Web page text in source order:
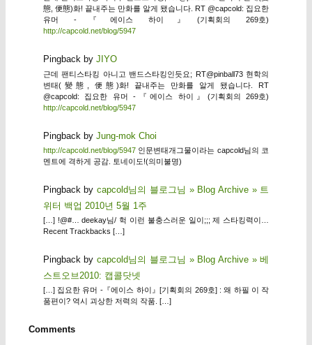
態, 便態)화! 끝내주는 만화를 알게 됐습니다. RT @capcold: 집요한
유머 -『에이스 하이』(기획회의 269호)
http://capcold.net/blog/5947
Pingback by JIYO
근데 팬티스타킹 아니고 밴드스타킹인듯요; RT@pinball73 현학의
변태(變態, 便態)화! 끝내주는 만화를 알게 됐습니다. RT
@capcold: 집요한 유머 -『에이스 하이』(기획회의 269호)
http://capcold.net/blog/5947
Pingback by Jung-mok Choi
http://capcold.net/blog/5947인문변태개그물이라는 capcold님의 코
멘트에 격하게 공감. 토네이도!(의미불명)
Pingback bycapcold님의 블로그님 » Blog Archive » 트
위터 백업 2010년 5월 1주
[…] !@#… deekay님/ 헉 이런 불충스러운 일이;;; 제 스타킹력이…
Recent Trackbacks […]
Pingback bycapcold님의 블로그님 » Blog Archive » 베
스트오브2010: 캡콜닷넷
[…] 집요한 유머 -『에이스 하이』[기획회의 269호] : 왜 하필 이 작
품편이? 역시 괴상한 저력의 작품. […]
Comments